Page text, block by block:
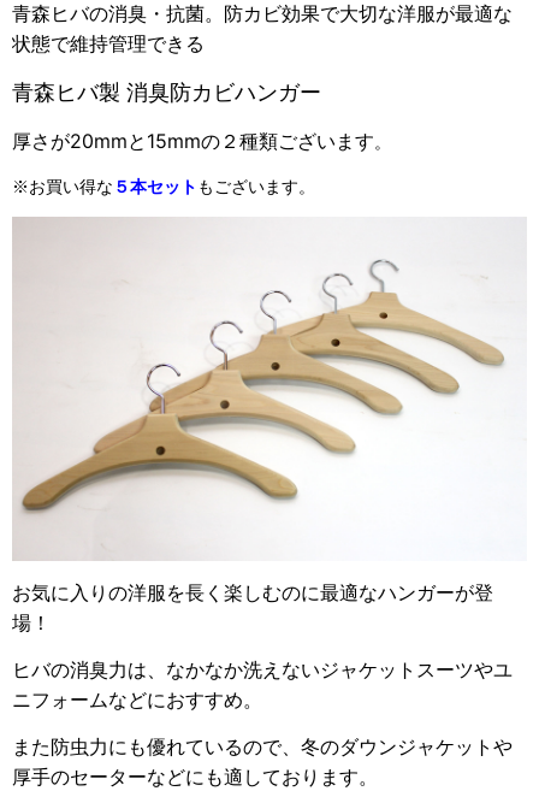
青森ヒバの消臭・抗菌。防カビ効果で大切な洋服が最適な
状態で維持管理できる
青森ヒバ製 消臭防カビハンガー
厚さが20mmと15mmの２種類ございます。
※お買い得な ５本セット もございます。
お気に入りの洋服を長く楽しむのに最適なハンガーが登
場！
ヒバの消臭力は、なかなか洗えないジャケットスーツやユ
ニフォームなどにおすすめ。
また防虫力にも優れているので、冬のダウンジャケットや
厚手のセーターなどにも適しております。